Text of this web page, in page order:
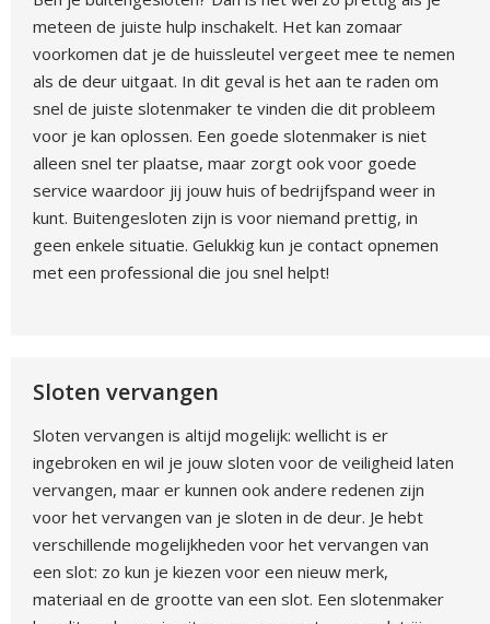
meteen de juiste hulp inschakelt. Het kan zomaar
voorkomen dat je de huissleutel vergeet mee te nemen
als de deur uitgaat. In dit geval is het aan te raden om
snel de juiste slotenmaker te vinden die dit probleem
voor je kan oplossen. Een goede slotenmaker is niet
alleen snel ter plaatse, maar zorgt ook voor goede
service waardoor jij jouw huis of bedrijfspand weer in
kunt. Buitengesloten zijn is voor niemand prettig, in
geen enkele situatie. Gelukkig kun je contact opnemen
met een professional die jou snel helpt!
Sloten vervangen
Sloten vervangen is altijd mogelijk: wellicht is er
ingebroken en wil je jouw sloten voor de veiligheid laten
vervangen, maar er kunnen ook andere redenen zijn
voor het vervangen van je sloten in de deur. Je hebt
verschillende mogelijkheden voor het vervangen van
een slot: zo kun je kiezen voor een nieuw merk,
materiaal en de grootte van een slot. Een slotenmaker